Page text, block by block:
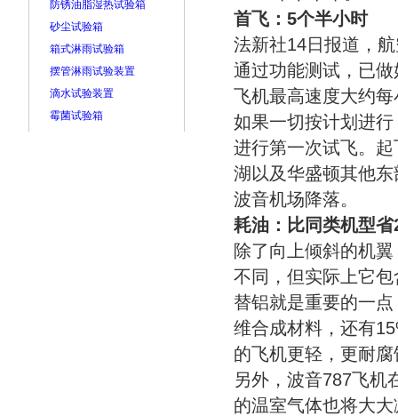
防锈油脂湿热试验箱
砂尘试验箱
箱式淋雨试验箱
摆管淋雨试验装置
滴水试验装置
霉菌试验箱
首飞：5个半小时
法新社14日报道，
通过功能测试，已
飞机最高速度大约
如果一切按计划进
进行第一次试飞。
湖以及华盛顿其他
波音机场降落。
耗油：比同类机型省
除了向上倾斜的机
不同，但实际上它
替铝就是重要的一
维合成材料，还有
的飞机更轻，更耐腐
另外，波音787飞机
的温室气体也将大大